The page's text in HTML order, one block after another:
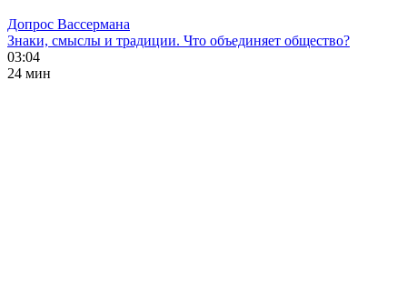
Допрос Вассермана
Знаки, смыслы и традиции. Что объединяет общество?
03:04
24 мин